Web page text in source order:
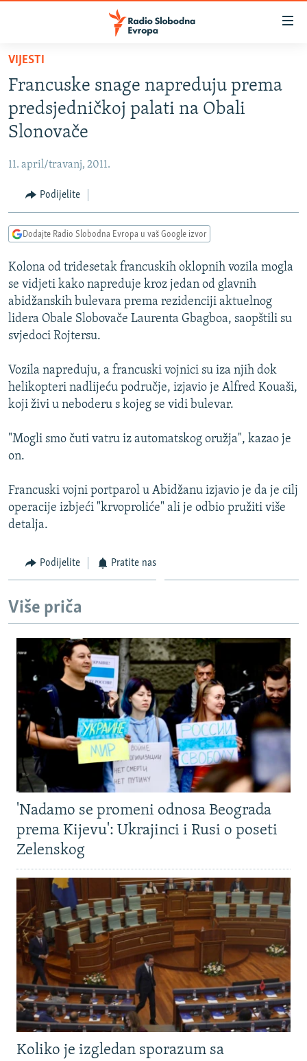
Pređite
glavni
sadržaj
Pređite
na
glavnu
navigaciju
Pređite
na
pretragu
BOSNA I HERCEGOVINA
SRBIJA
CRNA GORA
VIZUELNO
INFOGRAFIKE
RAT U UKRAJINI
KINA NA BALKANU
RSE PRIČE IZ SVIJETA
ISPRIČAJ MI
DNEVNO@RSE
SPECIJALI RSE
VIŠE OD NASLOVA
POPLAVE I KLIZIŠTA U BIH 2024.
POST SCRIPTUM
MOJA EVROPA
SVE KARTE DEJTONA
PRATITE NAS
VIJESTI
Francuske snage napreduju prema
predsjedničkoj palati na Obali
Slonovače
11. april/travanj, 2011.
Podijelite
Dodajte Radio Slobodna Evropa u vaš Google izvor
Kolona od tridesetak francuskih oklopnih vozila mogla
se vidjeti kako napreduje kroz jedan od glavnih
abidžanskih bulevara prema rezidenciji aktuelnog
lidera Obale Slobovače Laurenta Gbagboa, saopštili su
svjedoci Rojtersu.
Vozila napreduju, a francuski vojnici su iza njih dok
helikopteri nadlijeću područje, izjavio je Alfred Kouaši,
koji živi u neboderu s kojeg se vidi bulevar.
"Mogli smo čuti vatru iz automatskog oružja", kazao je
on.
Francuski vojni portparol u Abidžanu izjavio je da je cilj
operacije izbjeći "krvoproliće" ali je odbio pružiti više
detalja.
Podijelite Pratite nas
Više priča
'Nadamo se promeni odnosa Beograda
prema Kijevu': Ukrajinci i Rusi o poseti
Zelenskog
Koliko je izgledan sporazum sa